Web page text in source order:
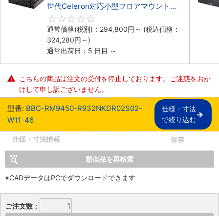
世代Celeron対応小型フロアマウント
3PCIe
通常価格(税別)： 294,800円 ～ (税込価格：
324,280円 ～)
通常出荷日：5 日目 ～
こちらの商品は注文の受付を停止しております。ご迷惑をおか
けして申し訳ございません。
型番: BBC-RM9450-R932NKDR02S02-
W11-46
仕様・寸法
で絞り込む
仕様・寸法情報 保存
類似品を再検索
※CADデータはPCでダウンロードできます
ご注文数：